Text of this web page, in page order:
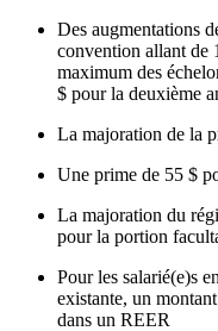
Des augmentations
convention allant de
maximum des
$ pour la deuxième
La majoration de la
Une prime de 55 $
La majoration du
pour la portion
Pour les salarié(e)s
existante, un
dans un REER